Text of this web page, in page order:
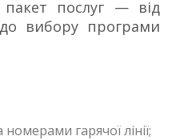
послуг — від
вибору програми
гарячої лінії;